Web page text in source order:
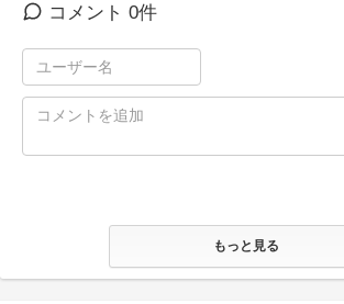
コメント 0件
もっと見る